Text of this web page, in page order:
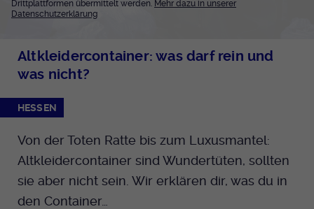
Drittplattformen übermittelt werden. Mehr dazu in unserer
Datenschutzerklärung
Altkleidercontainer: was darf rein und
was nicht?
HESSEN
Von der Toten Ratte bis zum Luxusmantel:
Altkleidercontainer sind Wundertüten, sollten
sie aber nicht sein. Wir erklären dir, was du in
den Container…